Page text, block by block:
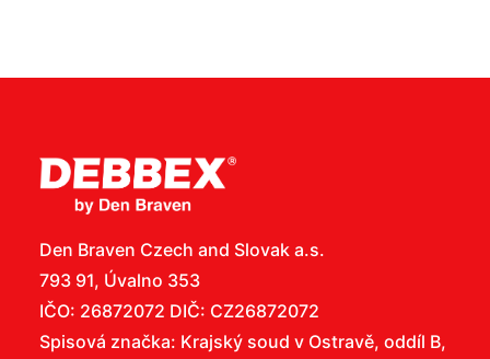
Den Braven Czech and Slovak a.s.
793 91, Úvalno 353
IČO: 26872072 DIČ: CZ26872072
Spisová značka: Krajský soud v Ostravě, oddíl B,